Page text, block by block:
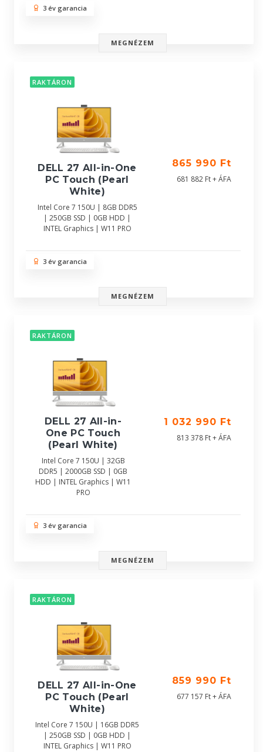
3 év garancia
MEGNÉZEM
RAKTÁRON
DELL 27 All-in-One
PC Touch (Pearl
White)
Intel Core 7 150U | 8GB DDR5
| 250GB SSD | 0GB HDD |
INTEL Graphics | W11 PRO
865 990 Ft
681 882 Ft + ÁFA
3 év garancia
MEGNÉZEM
RAKTÁRON
DELL 27 All-in-
One PC Touch
(Pearl White)
Intel Core 7 150U | 32GB
DDR5 | 2000GB SSD | 0GB
HDD | INTEL Graphics | W11
PRO
1 032 990 Ft
813 378 Ft + ÁFA
3 év garancia
MEGNÉZEM
RAKTÁRON
DELL 27 All-in-One
PC Touch (Pearl
White)
Intel Core 7 150U | 16GB DDR5
| 250GB SSD | 0GB HDD |
INTEL Graphics | W11 PRO
859 990 Ft
677 157 Ft + ÁFA